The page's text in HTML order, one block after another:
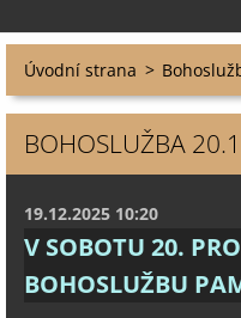
Úvodní strana >
BOHOSLUŽBA
19.12.2025 10:20
V SOBOTU 20.
BOHOSLUŽBU